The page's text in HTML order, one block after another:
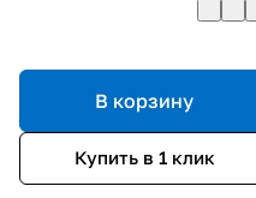
В корзину
Купить в 1 клик